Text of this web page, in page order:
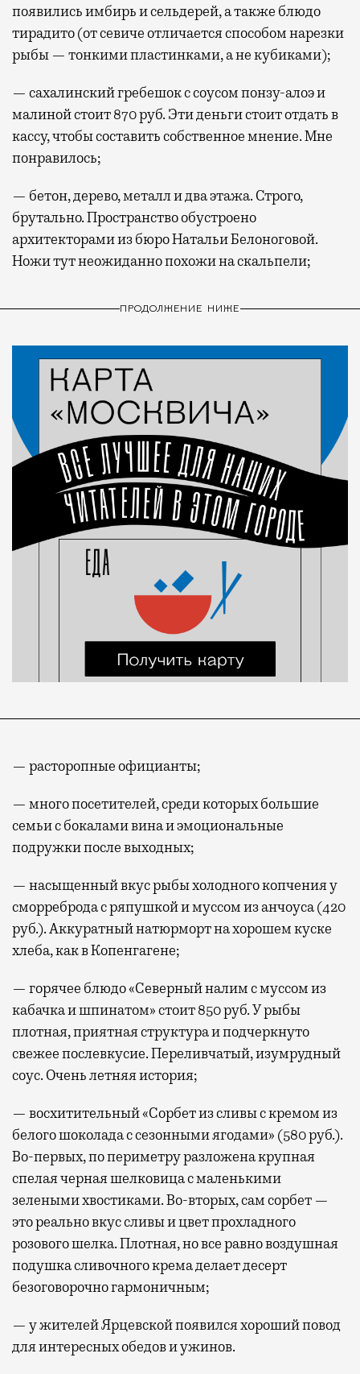
появились имбирь и сельдерей, а также блюдо
тирадито (от севиче отличается способом нарезки
рыбы — тонкими пластинками, а не кубиками);
— сахалинский гребешок с соусом понзу-алоэ и
малиной стоит 870 руб. Эти деньги стоит отдать в
кассу, чтобы составить собственное мнение. Мне
понравилось;
— бетон, дерево, металл и два этажа. Строго,
брутально. Пространство обустроено
архитекторами из бюро Натальи Белоноговой.
Ножи тут неожиданно похожи на скальпели;
ПРОДОЛЖЕНИЕ НИЖЕ
— расторопные официанты;
— много посетителей, среди которых большие
семьи с бокалами вина и эмоциональные
подружки после выходных;
— насыщенный вкус рыбы холодного копчения у
сморреброда с ряпушкой и муссом из анчоуса (420
руб.). Аккуратный натюрморт на хорошем куске
хлеба, как в Копенгагене;
— горячее блюдо «Северный налим с муссом из
кабачка и шпинатом» стоит 850 руб. У рыбы
плотная, приятная структура и подчеркнуто
свежее послевкусие. Переливчатый, изумрудный
соус. Очень летняя история;
— восхитительный «Сорбет из сливы с кремом из
белого шоколада с сезонными ягодами» (580 руб.).
Во-первых, по периметру разложена крупная
спелая черная шелковица с маленькими
зелеными хвостиками. Во-вторых, сам сорбет —
это реально вкус сливы и цвет прохладного
розового шелка. Плотная, но все равно воздушная
подушка сливочного крема делает десерт
безоговорочно гармоничным;
— у жителей Ярцевской появился хороший повод
для интересных обедов и ужинов.